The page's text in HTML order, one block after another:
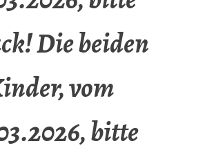
Die beiden
vom
bitte